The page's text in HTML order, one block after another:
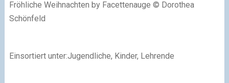
Fröhliche Weihnachten by Facettenauge © Dorothea
Schönfeld
Einsortiert unter:Jugendliche, Kinder, Lehrende